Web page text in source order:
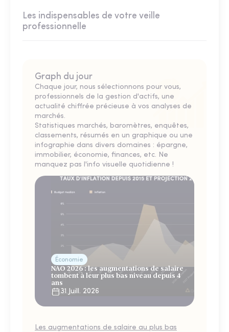
Les indispensables de votre veille
professionnelle
Graph du jour
Chaque jour, nous sélectionnons pour vous,
professionnels de la gestion d'actifs, une
actualité chiffrée précieuse à vos analyses de
marchés.
Statistiques marchés, baromètres, enquêtes,
classements, résumés en un graphique ou une
infographie dans divers domaines : épargne,
immobilier, économie, finances, etc. Ne
manquez pas l'info visuelle quotidienne !
Économie
NAO 2026 : les augmentations de salaire
tombent à leur plus bas niveau depuis 4
ans
31 Juill. 2026
Les augmentations de salaire au plus bas